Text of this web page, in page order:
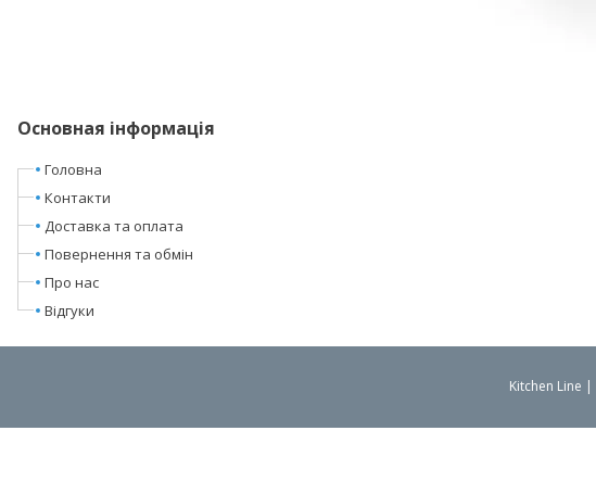
Основная інформація
Головна
Контакти
Доставка та оплата
Повернення та обмін
Про нас
Відгуки
Kitchen Line |